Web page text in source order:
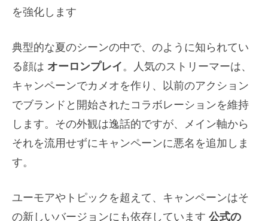
を強化します
典型的な夏のシーンの中で、のように知られてい
る顔は オーロンプレイ。人気のストリーマーは、
キャンペーンでカメオを作り、以前のアクション
でブランドと開始されたコラボレーションを維持
します。その外観は逸話的ですが、メイン軸から
それを流用せずにキャンペーンに悪名を追加しま
す。
ユーモアやトピックを超えて、キャンペーンはそ
の新しいバージョンにも依存しています 公式の